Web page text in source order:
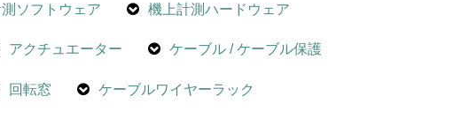
ソフトウェア 機上計測ハードウェア
アクチュエーター ケーブル / ケーブル保護
回転窓 ケーブルワイヤーラック